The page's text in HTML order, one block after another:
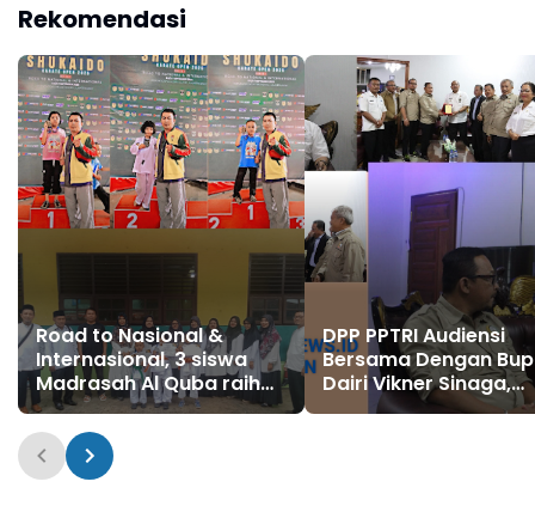
Rekomendasi
Road to Nasional &
Internasional, 3 siswa
Madrasah Al Quba raih
Prestasi Bergengsi
Karate
DPP PPTRI Audiensi
Bersama Dengan
Dairi Vikner Sinaga,
Sinergi Untuk